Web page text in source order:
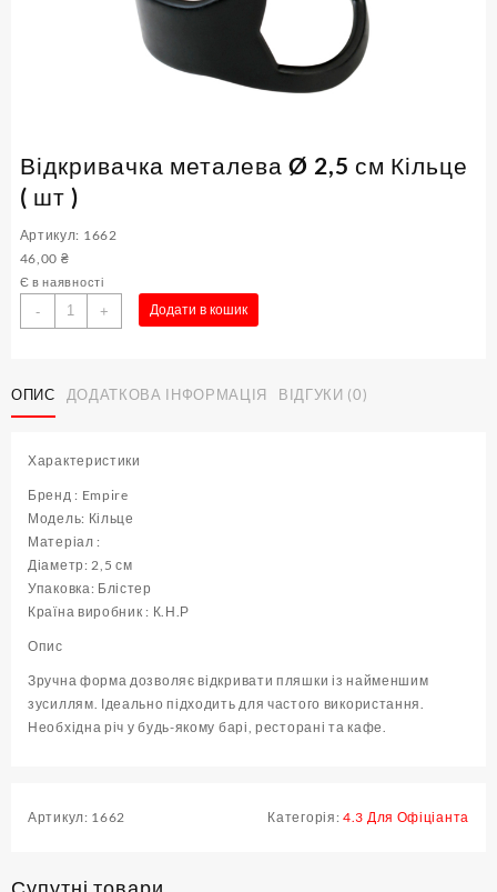
Відкривачка металева Ø 2,5 см Кільце
( шт )
Артикул: 1662
46,00 ₴
Є в наявності
-
Відкривачка
металева
см
Кільце
шт
)
кількість
+ Додати в кошик
ОПИС ДОДАТКОВА ІНФОРМАЦІЯ ВІДГУКИ (0)
Характеристики
Бренд : Empire
Модель: Кільце
Матеріал :
Діаметр: 2,5 см
Упаковка: Блістер
Країна виробник : К.Н.Р
Опис
Зручна форма дозволяє відкривати пляшки із найменшим
зусиллям. Ідеально підходить для частого використання.
Необхідна річ у будь-якому барі, ресторані та кафе.
Артикул: 1662 Категорія:4.3 Для Офіціанта